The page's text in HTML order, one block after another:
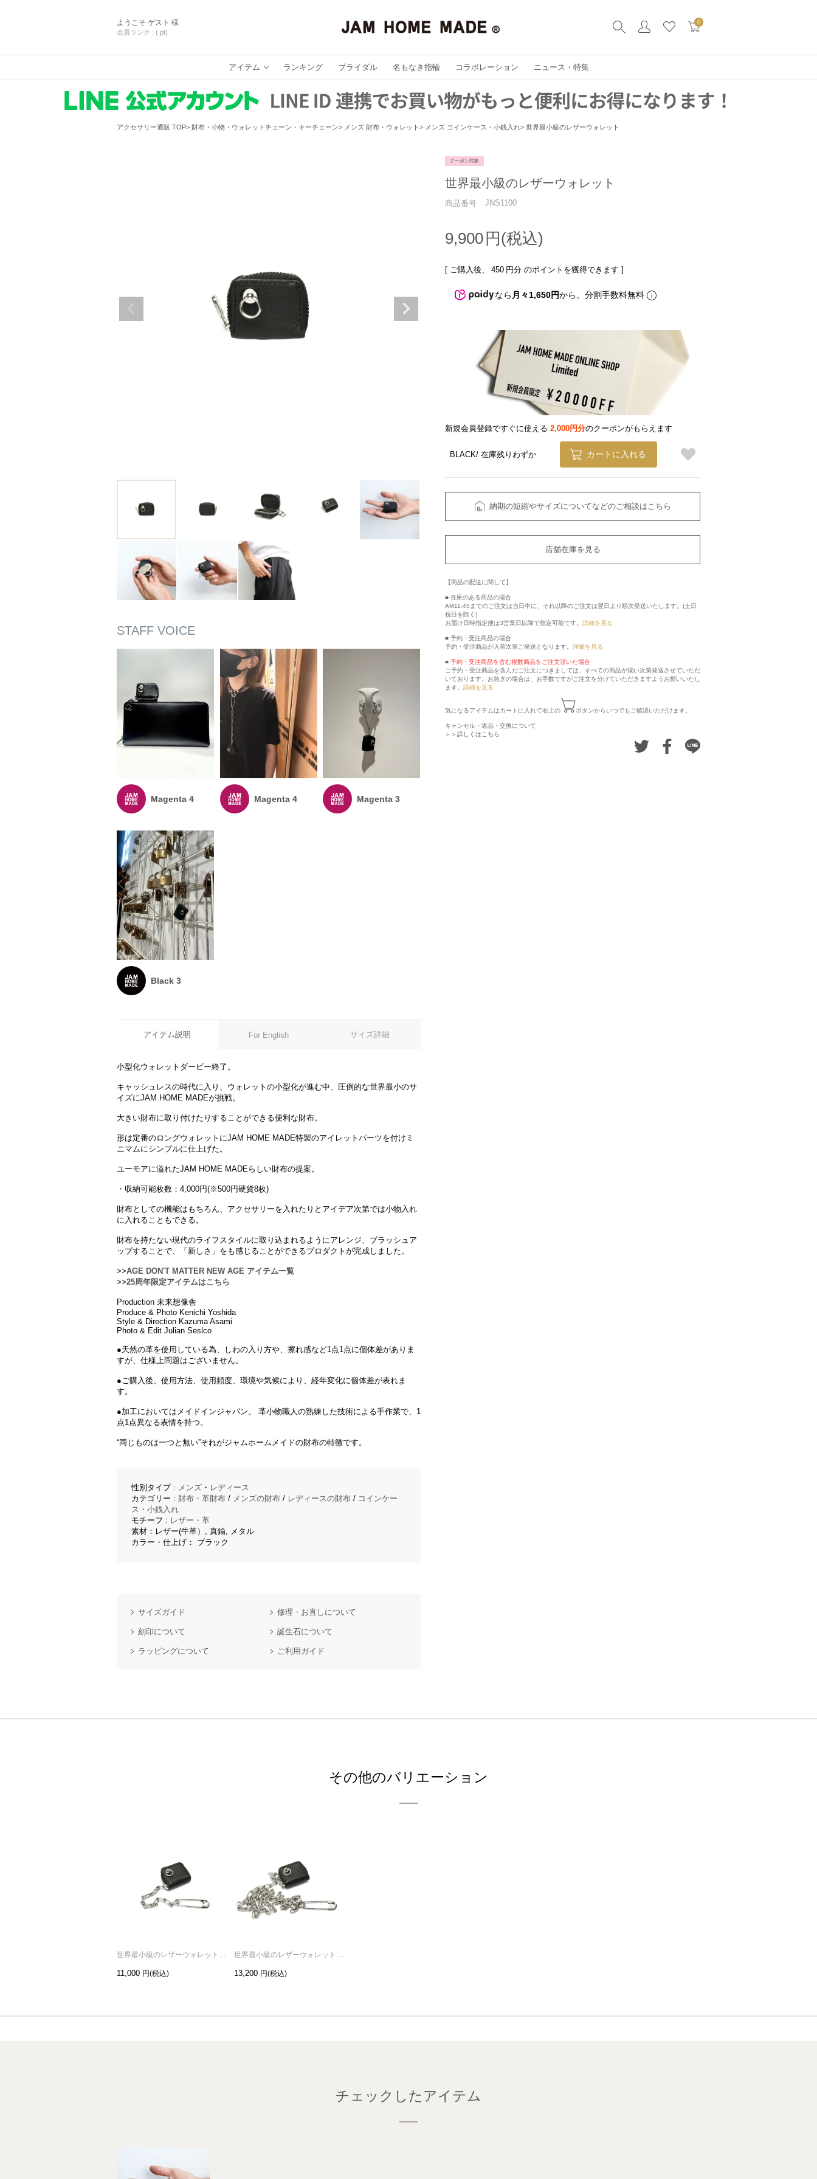
ようこそ ゲスト 様
会員ランク : ( pt)
0
アイテム ランキング ブライダル 名もなき指輪 コラボレーション ニュース・特集
アクセサリー通販 TOP 財布・小物・ウォレットチェーン・キーチェーン メンズ 財布・ウォレット メンズ コインケース・小銭入れ 世界最小級のレザーウォレット
Magenta 4 Magenta 4 Magenta 3
Black 3
アイテム説明 For English サイズ詳細
小型化ウォレットダービー終了。
キャッシュレスの時代に入り、ウォレットの小型化が進む中、圧倒的な世界最小のサ
イズにJAM HOME MADEが挑戦。
大きい財布に取り付けたりすることができる便利な財布。
形は定番のロングウォレットにJAM HOME MADE特製のアイレットパーツを付けミ
ニマムにシンプルに仕上げた。
ユーモアに溢れたJAM HOME MADEらしい財布の提案。
・収納可能枚数：4,000円(※500円硬貨8枚)
財布としての機能はもちろん、アクセサリーを入れたりとアイデア次第では小物入れ
に入れることもできる。
財布を持たない現代のライフスタイルに取り込まれるようにアレンジ、ブラッシュア
ップすることで、「新しさ」をも感じることができるプロダクトが完成しました。
>>AGE DON'T MATTER NEW AGE アイテム一覧
>>25周年限定アイテムはこちら
Production 未来想像舎
Produce & Photo Kenichi Yoshida
Style & Direction Kazuma Asami
Photo & Edit Julian Seslco
●天然の革を使用している為、しわの入り方や、擦れ感など1点1点に個体差がありま
すが、仕様上問題はございません。
●ご購入後、使用方法、使用頻度、環境や気候により、経年変化に個体差が表れま
す。
●加工においてはメイドインジャパン。 革小物職人の熟練した技術による手作業で、1
点1点異なる表情を持つ。
“同じものは一つと無い”それがジャムホームメイドの財布の特徴です。
性別タイプ : メンズ ・ レディース
カテゴリー : 財布・革財布 / メンズの財布 / レディースの財布 / コインケー
ス・小銭入れ
モチーフ : レザー・革
素材：レザー(牛革）, 真鍮, メタル
カラー・仕上げ： ブラック
サイズガイド 修理・お直しについて
刻印について 誕生石について
ラッピングについて ご利用ガイド
クーポン対象
世界最小級のレザーウォレット
商品番号 JNS1100
9,900
[ ご購入後、 450 円分 のポイントを獲得できます ]
なら 月々1,650円から。分割手数料無料
新規会員登録ですぐに使える 2,000円分のクーポンがもらえます
BLACK 在庫残りわずか カートに入れる
納期の短縮やサイズについてなどのご相談はこちら
店舗在庫を見る
【商品の配送に関して】
■ 在庫のある商品の場合
AM11:45までのご注文は当日中に、それ以降のご注文は翌日より順次発送いたします。(土日
祝日を除く)
お届け日時指定便は3営業日以降で指定可能です。 詳細を見る
■ 予約・受注商品の場合
予約・受注商品が入荷次第ご発送となります。 詳細を見る
■ 予約・受注商品を含む複数商品をご注文頂いた場合
ご予約・受注商品を含んだご注文につきましては、すべての商品が揃い次第発送させていただ
いております。お急ぎの場合は、お手数ですがご注文を分けていただきますようお願いいたし
ます。 詳細を見る
気になるアイテムはカートに入れて右上の ボタンからいつでもご確認いただけます。
キャンセル・返品・交換について
＞＞詳しくはこちら
その他のバリエーション
世界最小級のレザーウォレットチャーム
11,000
世界最小級のレザーウォレット ネックレス/ウォレットチェーン
13,200
チェックしたアイテム